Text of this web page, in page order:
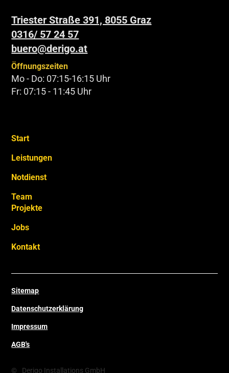
Triester Straße 391, 8055 Graz
0316/ 57 24 57
buero@derigo.at
Öffnungszeiten
Mo - Do: 07:15-16:15 Uhr
Fr: 07:15 - 11:45 Uhr
Start
Leistungen
Notdienst
Team
Projekte
Jobs
Kontakt
Sitemap
Datenschutzerklärung
Impressum
AGB's
© Derigo Installations GmbH